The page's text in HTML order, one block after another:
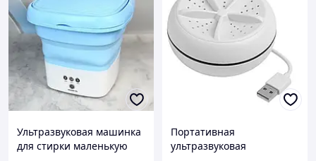
Ультразвуковая машинка
для стирки маленькую
Портативная
ультразвуковая